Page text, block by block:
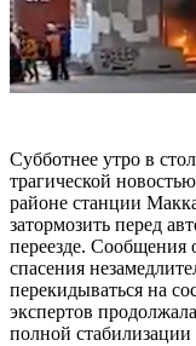
Субботнее утро в
трагической
районе станции
затормозить перед
переезде. Сообщения
спасения
перекидываться на
экспертов
полной стабилизации